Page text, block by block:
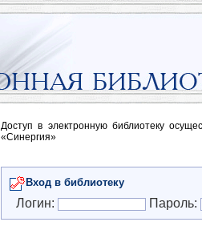
Доступ в электронную библиотеку
«Синергия»
Вход в библиотеку
Логин: Пароль: